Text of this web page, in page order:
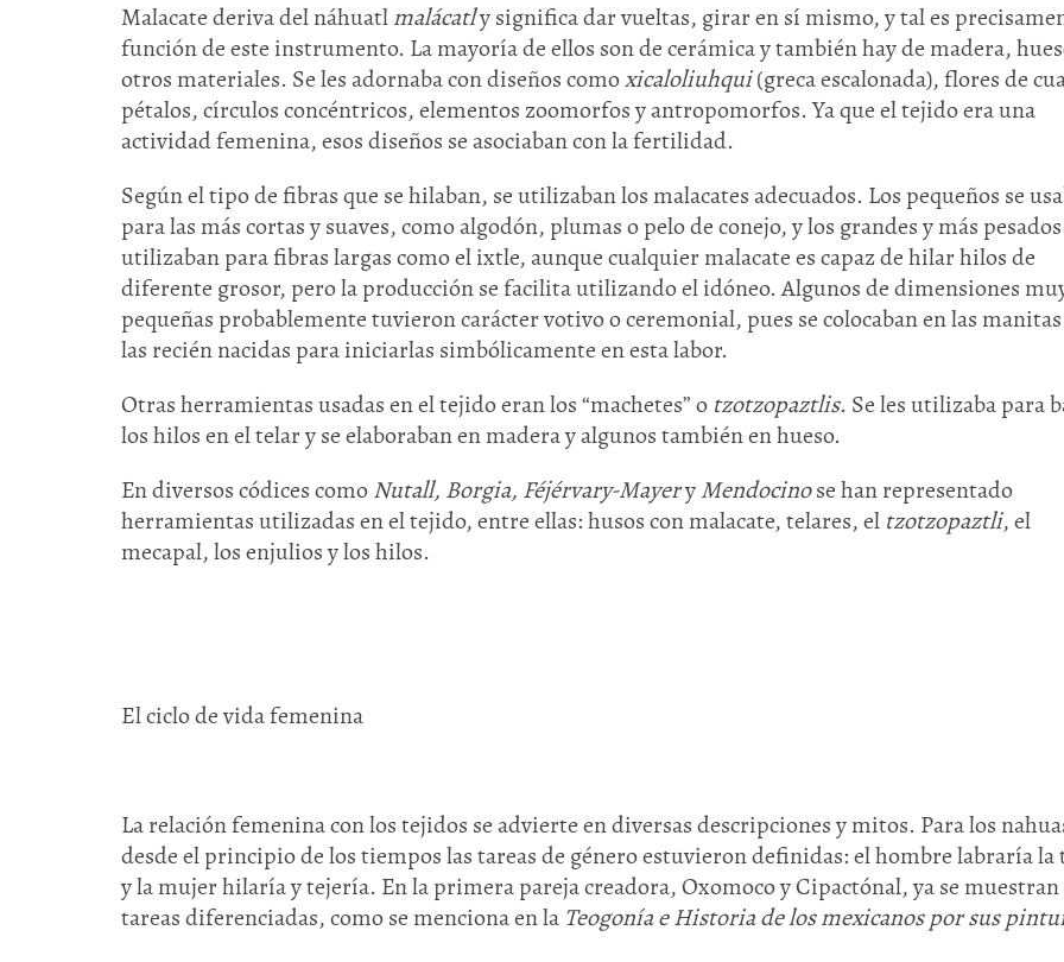
Malacate deriva del náhuatlmalácatly significa dar vueltas, girar en sí mismo, y tal es
función de este instrumento. La mayoría de ellos son de cerámica y también hay de madera,
otros materiales. Se les adornaba con diseños comoxicaloliuhqui(greca escalonada), flores de
pétalos, círculos concéntricos, elementos zoomorfos y antropomorfos. Ya que el tejido era una
actividad femenina, esos diseños se asociaban con la fertilidad.
Según el tipo de fibras que se hilaban, se utilizaban los malacates adecuados. Los pequeños se
para las más cortas y suaves, como algodón, plumas o pelo de conejo, y los grandes y más pesados
utilizaban para fibras largas como el ixtle, aunque cualquier malacate es capaz de hilar hilos de
diferente grosor, pero la producción se facilita utilizando el idóneo. Algunos de dimensiones
pequeñas probablemente tuvieron carácter votivo o ceremonial, pues se colocaban en las
las recién nacidas para iniciarlas simbólicamente en esta labor.
Otras herramientas usadas en el tejido eran los “machetes” o tzotzopaztlis. Se les utilizaba para
los hilos en el telar y se elaboraban en madera y algunos también en hueso.
En diversos códices comoNutall, Borgia, Féjérvary-MayeryMendocinose han representado
herramientas utilizadas en el tejido, entre ellas: husos con malacate, telares, el tzotzopaztli, el
mecapal, los enjulios y los hilos.
El ciclo de vida femenina
La relación femenina con los tejidos se advierte en diversas descripciones y mitos. Para los
desde el principio de los tiempos las tareas de género estuvieron definidas: el hombre labraría
y la mujer hilaría y tejería. En la primera pareja creadora, Oxomoco y Cipactónal, ya se muestran
tareas diferenciadas, como se menciona en la Teogonía e Historia de los mexicanos por sus
Huasteca
Olmecas